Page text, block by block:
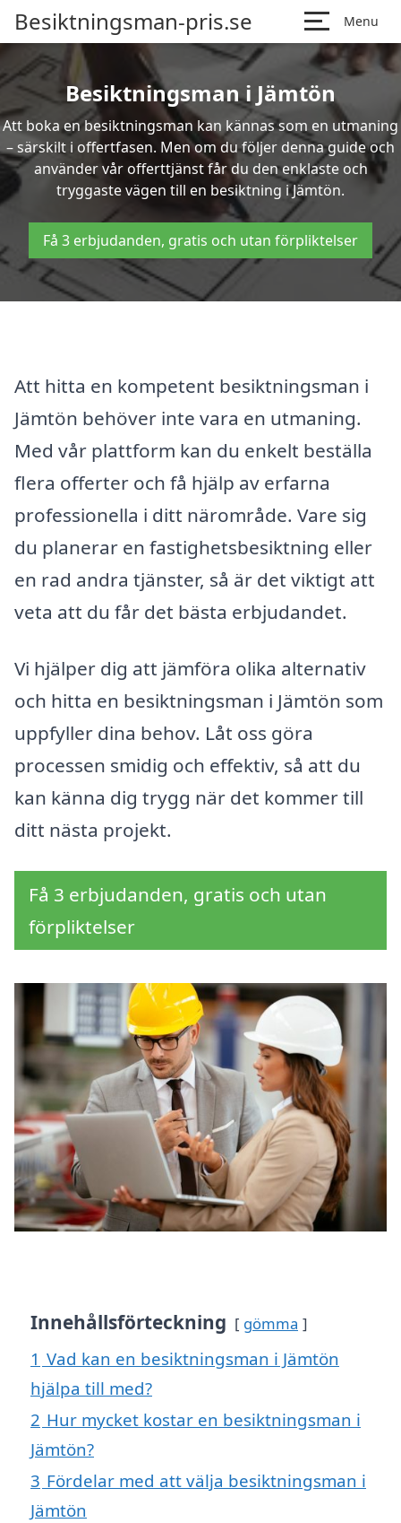
Besiktningsman-pris.se Menu
Besiktningsman i Jämtön
Att boka en besiktningsman kan kännas som en utmaning
– särskilt i offertfasen. Men om du följer denna guide och
använder vår offerttjänst får du den enklaste och
tryggaste vägen till en besiktning i Jämtön.
Få 3 erbjudanden, gratis och utan förpliktelser
Att hitta en kompetent besiktningsman i
Jämtön behöver inte vara en utmaning.
Med vår plattform kan du enkelt beställa
flera offerter och få hjälp av erfarna
professionella i ditt närområde. Vare sig
du planerar en fastighetsbesiktning eller
en rad andra tjänster, så är det viktigt att
veta att du får det bästa erbjudandet.
Vi hjälper dig att jämföra olika alternativ
och hitta en besiktningsman i Jämtön som
uppfyller dina behov. Låt oss göra
processen smidig och effektiv, så att du
kan känna dig trygg när det kommer till
ditt nästa projekt.
Få 3 erbjudanden, gratis och utan
förpliktelser
Innehållsförteckning gömma
1 Vad kan en besiktningsman i Jämtön
hjälpa till med?
2 Hur mycket kostar en besiktningsman i
Jämtön?
3 Fördelar med att välja besiktningsman i
Jämtön